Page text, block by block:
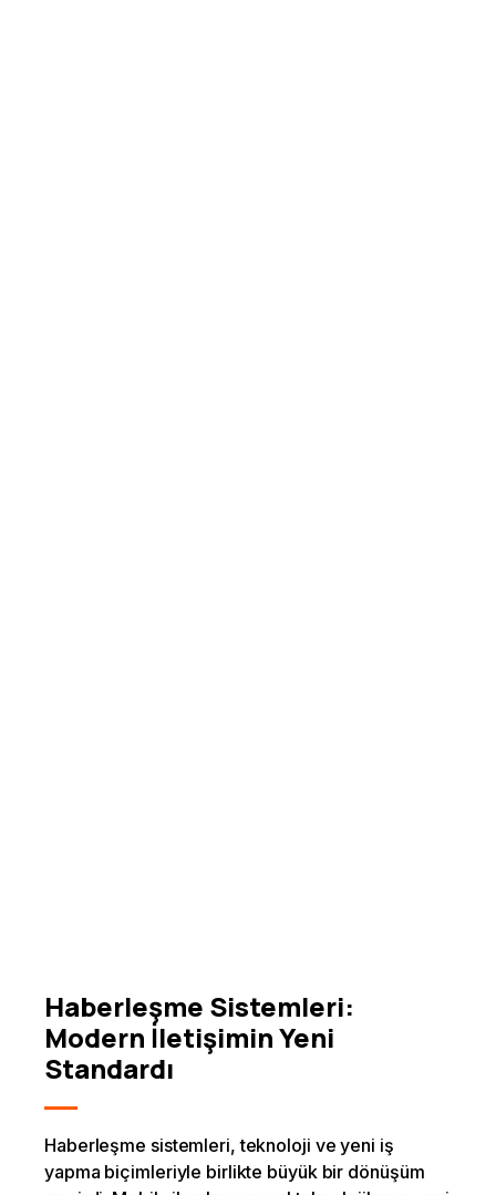
Haberleşme Sistemleri:
Modern İletişimin Yeni
Standardı
Haberleşme sistemleri, teknoloji ve yeni iş
yapma biçimleriyle birlikte büyük bir dönüşüm